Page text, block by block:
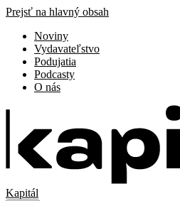
Prejsť na hlavný obsah
Noviny
Vydavateľstvo
Podujatia
Podcasty
O nás
Kapitál